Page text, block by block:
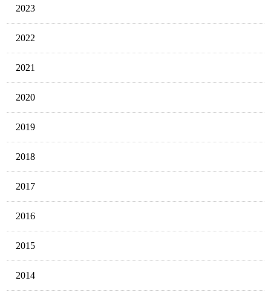
2023
2022
2021
2020
2019
2018
2017
2016
2015
2014